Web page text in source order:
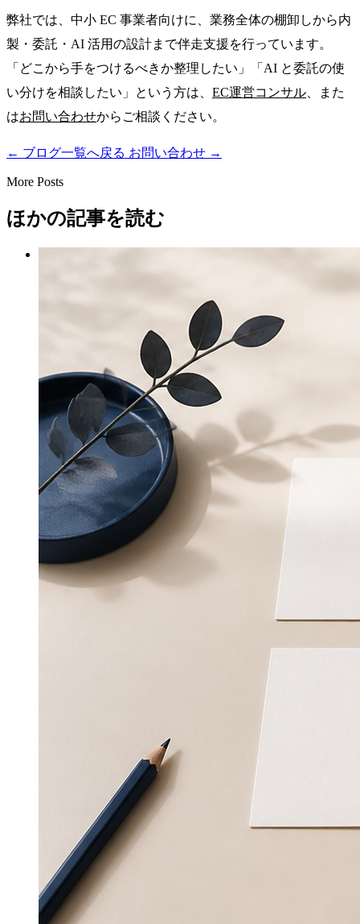
弊社では、中小 EC 事業者向けに、業務全体の棚卸しから内
製・委託・AI 活用の設計まで伴走支援を行っています。
「どこから手をつけるべきか整理したい」「AI と委託の使
い分けを相談したい」という方は、 EC運営コンサル 、また
はお問い合わせからご相談ください。
← ブログ一覧へ戻る お問い合わせ →
More Posts
ほかの記事を読む